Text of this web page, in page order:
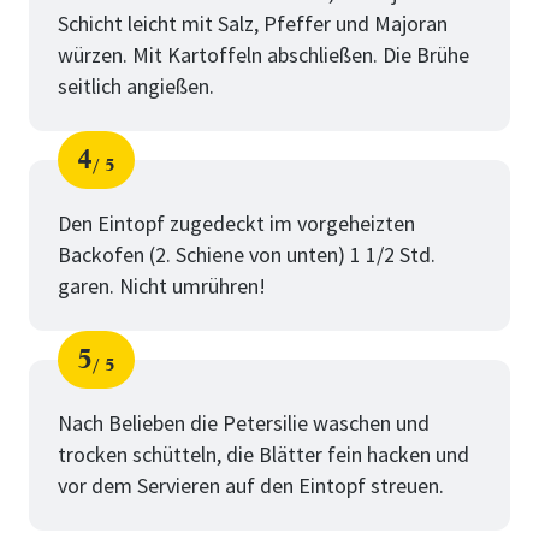
Schicht leicht mit Salz, Pfeffer und Majoran
würzen. Mit Kartoffeln abschließen. Die Brühe
seitlich angießen.
Schritt
4
von
5
Den Eintopf zugedeckt im vorgeheizten
Backofen (2. Schiene von unten) 1 1/2 Std.
garen. Nicht umrühren!
Schritt
5
von
5
Nach Belieben die Petersilie waschen und
trocken schütteln, die Blätter fein hacken und
vor dem Servieren auf den Eintopf streuen.